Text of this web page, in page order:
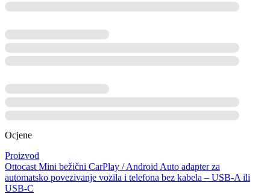
Ocjene
Proizvod
Ottocast Mini bežični CarPlay / Android Auto adapter za
automatsko povezivanje vozila i telefona bez kabela – USB-A ili
USB-C